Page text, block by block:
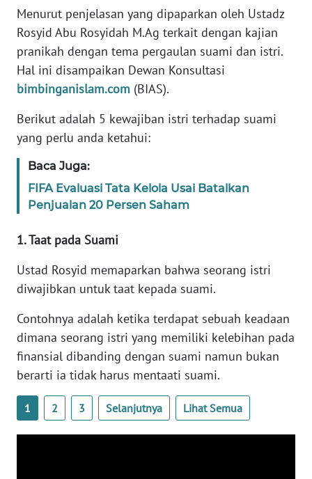
Menurut penjelasan yang dipaparkan oleh Ustadz
Rosyid Abu Rosyidah M.Ag terkait dengan kajian
pranikah dengan tema pergaulan suami dan istri.
Hal ini disampaikan Dewan Konsultasi
bimbinganislam.com (BIAS).
Berikut adalah 5 kewajiban istri terhadap suami
yang perlu anda ketahui:
Baca Juga:
FIFA Evaluasi Tata Kelola Usai Batalkan
Penjualan 20 Persen Saham
1. Taat pada Suami
Ustad Rosyid memaparkan bahwa seorang istri
diwajibkan untuk taat kepada suami.
Contohnya adalah ketika terdapat sebuah keadaan
dimana seorang istri yang memiliki kelebihan pada
finansial dibanding dengan suami namun bukan
berarti ia tidak harus mentaati suami.
1 2 3 Selanjutnya Lihat Semua
MARTABAT
NET
FORJASIDA
NEWS
JURNAL
FISUELRI
NEWS
NEWS
AKHLAK
ID
SONYA
ASA